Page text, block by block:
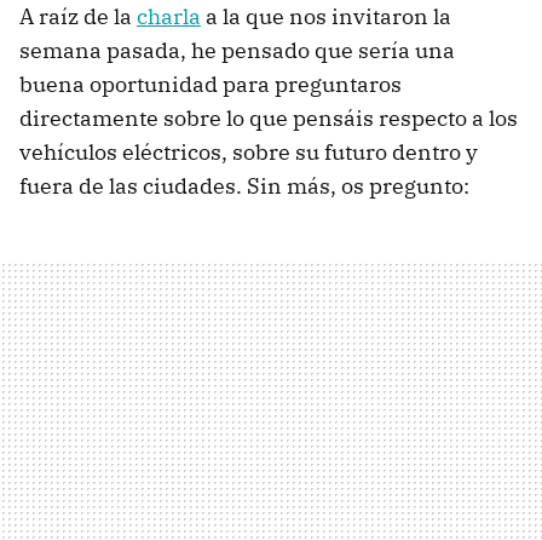
A raíz de la charla a la que nos invitaron la
semana pasada, he pensado que sería una
buena oportunidad para preguntaros
directamente sobre lo que pensáis respecto a los
vehículos eléctricos, sobre su futuro dentro y
fuera de las ciudades. Sin más, os pregunto: